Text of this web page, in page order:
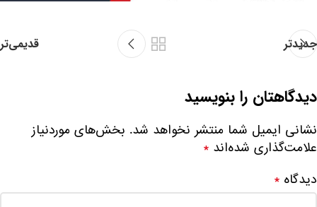
جدیدتر قدیمی‌تر
دیدگاهتان را بنویسید
نشانی ایمیل شما منتشر نخواهد شد. بخش‌های موردنیاز
علامت‌گذاری شده‌اند *
دیدگاه *